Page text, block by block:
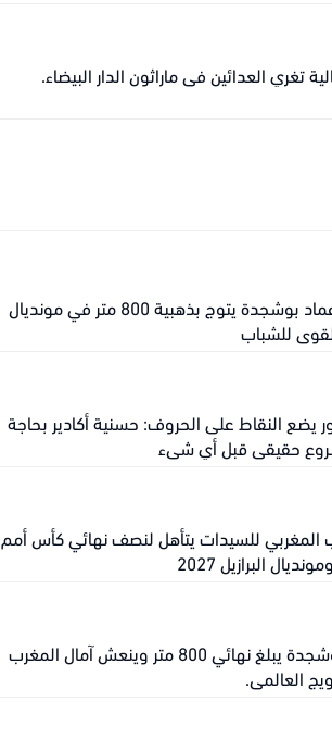
تغري العدائين في ماراثون الدار البيضاء.
العداء عماد بوشجدة يتوج بذهبية 800 متر في مونديال
للشباب
النقاط على الحروف: حسنية أكادير بحاجة
حقيقي قبل أي شيء
للسيدات يتأهل لنصف نهائي كأس أمم
البرازيل 2027
عماد بوشجدة يبلغ نهائي 800 متر وينعش آمال المغرب
العالمي.